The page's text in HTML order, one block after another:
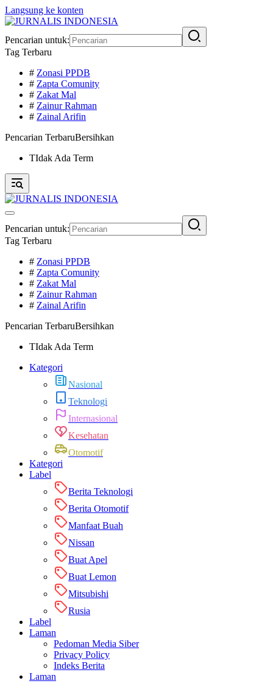
Langsung ke konten
Pencarian untuk:
Tag Terbaru
# Zonasi PPDB
# Zapta Comunity
# Zakat Mal
# Zainur Rahman
# Zainal Arifin
Pencarian TerbaruBersihkan
TIdak Ada Term
Pencarian untuk:
Tag Terbaru
# Zonasi PPDB
# Zapta Comunity
# Zakat Mal
# Zainur Rahman
# Zainal Arifin
Pencarian TerbaruBersihkan
TIdak Ada Term
Kategori
Nasional
Teknologi
Internasional
Kesehatan
Otomotif
Kategori
Label
Berita Teknologi
Berita Otomotif
Manfaat Buah
Nissan
Buat Apel
Buat Lemon
Mitsubishi
Rusia
Label
Laman
Pedoman Media Siber
Privacy Policy
Indeks Berita
Laman